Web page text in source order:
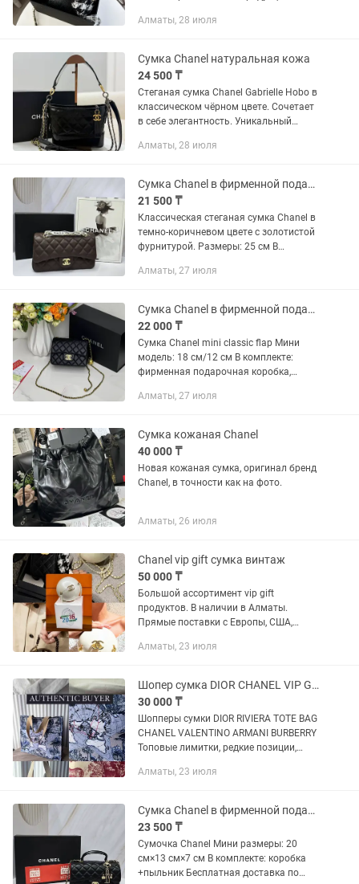
косметические наборы и др. Все новое,
Алматы, 28 июля
Сумка Chanel натуральная кожа
24 500 ₸
Стеганая сумка Chanel Gabrielle Hobo в
классическом чёрном цвете. Сочетает
в себе элегантность. Уникальный
цепочка переплетенная с кожей.
Алматы, 28 июля
Сумка Chanel в фирменной подарочной коробке
21 500 ₸
Классическая стеганая сумка Chanel в
темно-коричневом цвете с золотистой
фурнитурой. Размеры: 25 см В
коробка, пыльник Бесплатная
Алматы, 27 июля
Сумка Chanel в фирменной подарочной коробке
22 000 ₸
Сумка Chanel mini classic flap Мини
модель: 18 см/12 см В комплекте:
фирменная подарочная коробка,
гладкой слегка глянцевой фактурой.
Алматы, 27 июля
Сумка кожаная Chanel
40 000 ₸
Новая кожаная сумка, оригинал бренд
Chanel, в точности как на фото.
Алматы, 26 июля
Chanel vip gift сумка винтаж
50 000 ₸
Большой ассортимент vip gift
продуктов. В наличии в Алматы.
Прямые поставки с Европы, США,
оригинальная продукция. Сумки,
наборы и...
Алматы, 23 июля
Шопер сумка DIOR CHANEL VIP GIFT оригинал
30 000 ₸
Шопперы сумки DIOR RIVIERA TOTE BAG
CHANEL VALENTINO ARMANI BURBERRY
Топовые лимитки, редкие позиции,
Только оригиналы, выкупаю напрямую
Алматы, 23 июля
Сумка Chanel в фирменной подарочной коробке
23 500 ₸
Сумочка Chanel Мини размеры: 20
см×13 см×7 см В комплекте: коробка
+пыльник Бесплатная доставка по